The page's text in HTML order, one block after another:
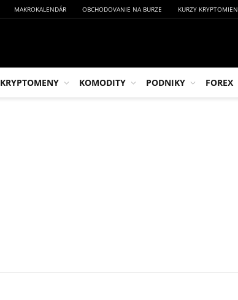
MAKROKALENDÁR OBCHODOVANIE NA BURZE KURZY KRYPTOMIEN
KRYPTOMENY KOMODITY PODNIKY FOREX